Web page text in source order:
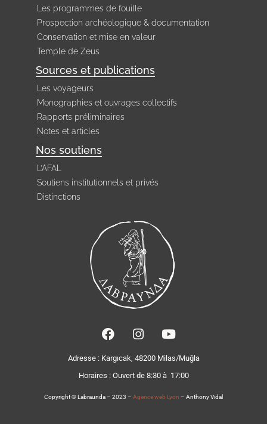
Les programmes de fouille
Prospection archéologique & documentation
Conservation et mise en valeur
Temple de Zeus
Sources et publications
Les voyageurs
Monographies et ouvrages collectifs
Rapports préliminaires
Notes et articles
Nos soutiens
L’AFAL
Soutiens institutionnels et privés
Distinctions
Adresse : Kargıcak, 48200 Milas/Muğla
Horaires : Ouvert de 8:30 à 17:00
Copyright © Labraunda – 2023 – Agence web Lyon – Anthony Vidal